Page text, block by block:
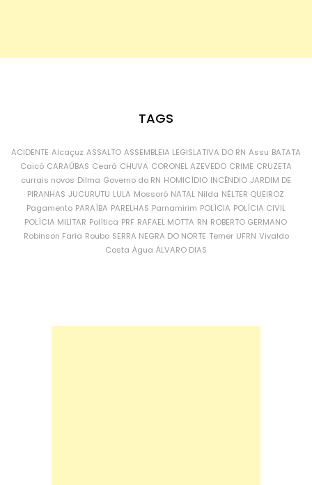
TAGS
ACIDENTE Alcaçuz ASSALTO ASSEMBLEIA LEGISLATIVA DO RN Assu BATATA
Caicó CARAÚBAS Ceará CHUVA CORONEL AZEVEDO CRIME CRUZETA
currais novos Dilma Governo do RN HOMICÍDIO INCÊNDIO JARDIM DE
PIRANHAS JUCURUTU LULA Mossoró NATAL Nilda NÉLTER QUEIROZ
Pagamento PARAÍBA PARELHAS Parnamirim POLÍCIA POLÍCIA CIVIL
POLÍCIA MILITAR Política PRF RAFAEL MOTTA RN ROBERTO GERMANO
Robinson Faria Roubo SERRA NEGRA DO NORTE Temer UFRN Vivaldo
Costa Água ÁLVARO DIAS